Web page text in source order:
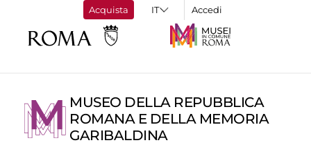
Acquista Accedi
MUSEO DELLA REPUBBLICA
ROMANA E DELLA MEMORIA
GARIBALDINA